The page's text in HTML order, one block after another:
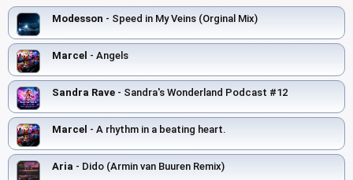
Modesson - Speed in My Veins (Orginal Mix)
Marcel - Angels
Sandra Rave - Sandra's Wonderland Podcast #12
Marcel - A rhythm in a beating heart.
Aria - Dido (Armin van Buuren Remix)